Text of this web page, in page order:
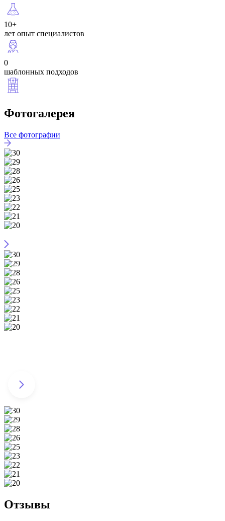
10+
лет опыт специалистов
0
шаблонных подходов
Фотогалерея
Все фотографии
Отзывы